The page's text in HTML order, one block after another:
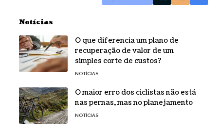
Notícias
O que diferencia um plano de
recuperação de valor de um
simples corte de custos?
NOTÍCIAS
O maior erro dos ciclistas não está
nas pernas, mas no planejamento
NOTÍCIAS